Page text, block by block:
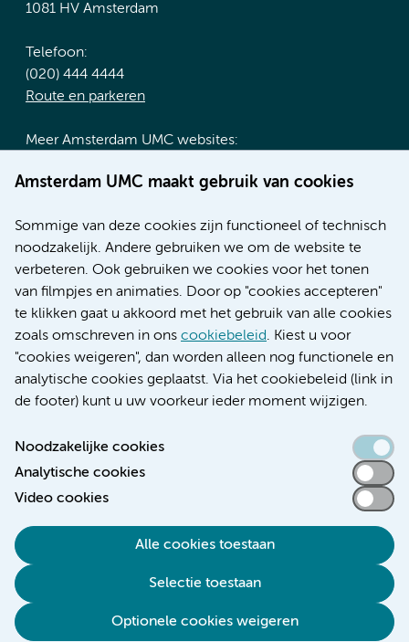
Amsterdam UMC maakt gebruik van cookies
Sommige van deze cookies zijn functioneel of technisch
noodzakelijk. Andere gebruiken we om de website te
verbeteren. Ook gebruiken we cookies voor het tonen
van filmpjes en animaties. Door op "cookies accepteren"
te klikken gaat u akkoord met het gebruik van alle cookies
zoals omschreven in ons cookiebeleid. Kiest u voor
"cookies weigeren", dan worden alleen nog functionele en
analytische cookies geplaatst. Via het cookiebeleid (link in
de footer) kunt u uw voorkeur ieder moment wijzigen.
Noodzakelijke cookies
Analytische cookies
Video cookies
Alle cookies toestaan
Selectie toestaan
Optionele cookies weigeren
1081 HV Amsterdam
Telefoon:
(020) 444 4444
Route en parkeren
Meer Amsterdam UMC websites:
Werken bij Amsterdam UMC
Nieuws
Research
Educatie locatie AMC
Educatie locatie VUmc
Verwijzen & diagnostiek
Toegankelijkheidsverklaring
Responsible disclosure